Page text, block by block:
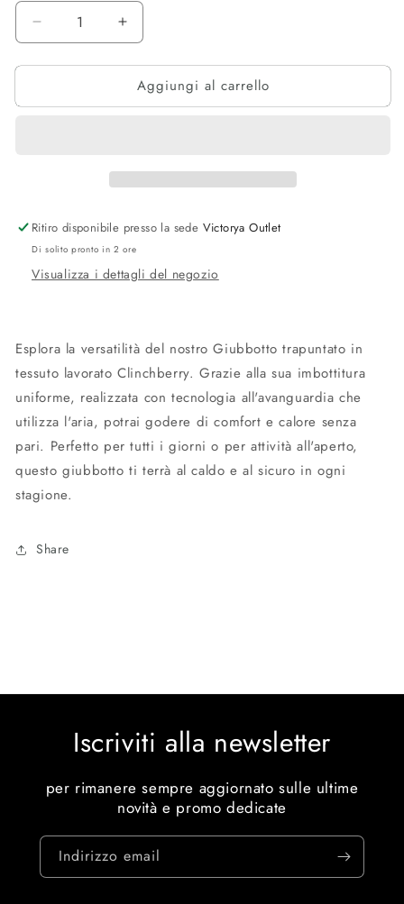
Diminuisci
quantità
per
trapuntato
Aumenta
quantità
per
Giubbotto
trapuntato
Aggiungi al carrello
Ritiro disponibile presso la sede Victorya Outlet
Di solito pronto in 2 ore
Visualizza i dettagli del negozio
Esplora la versatilità del nostro Giubbotto trapuntato in
tessuto lavorato Clinchberry. Grazie alla sua imbottitura
uniforme, realizzata con tecnologia all'avanguardia che
utilizza l'aria, potrai godere di comfort e calore senza
pari. Perfetto per tutti i giorni o per attività all'aperto,
questo giubbotto ti terrà al caldo e al sicuro in ogni
stagione.
Share
Iscriviti alla newsletter
per rimanere sempre aggiornato sulle ultime
novità e promo dedicate
Indirizzo email